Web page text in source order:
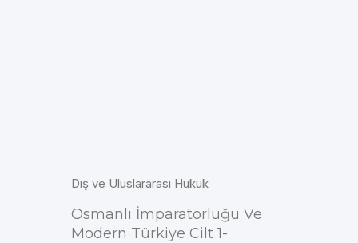
Dış ve Uluslararası Hukuk
Osmanlı İmparatorluğu Ve
Modern Türkiye Cilt 1-